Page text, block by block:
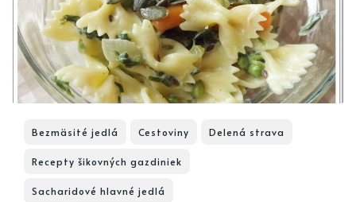
Bezmäsité jedlá Cestoviny Delená strava
Recepty šikovných gazdiniek
Sacharidové hlavné jedlá